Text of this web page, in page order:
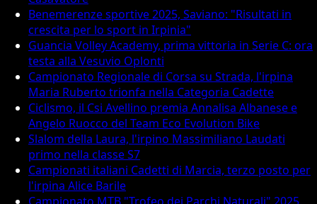
Benemerenze sportive 2025, Saviano: "Risultati in
crescita per lo sport in Irpinia"
Guancia Volley Academy, prima vittoria in Serie C: ora
testa alla Vesuvio Oplonti
Campionato Regionale di Corsa su Strada, l'irpina
Maria Ruberto trionfa nella Categoria Cadette
Ciclismo, il Csi Avellino premia Annalisa Albanese e
Angelo Ruocco del Team Eco Evolution Bike
Slalom della Laura, l'irpino Massimiliano Laudati
primo nella classe S7
Campionati italiani Cadetti di Marcia, terzo posto per
l'irpina Alice Barile